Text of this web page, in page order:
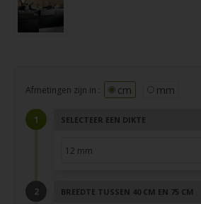
Afmetingen zijn in : cm mm
SELECTEER EEN DIKTE
BREEDTE TUSSEN 40 CM EN 75 CM